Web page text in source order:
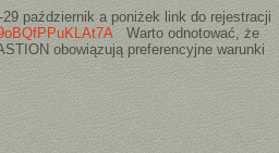
październik a poniżek link do rejestracji
Warto odnotować, że
obowiązują preferencyjne warunki